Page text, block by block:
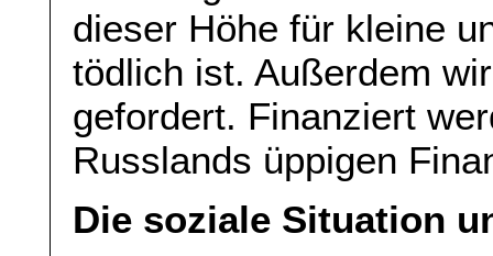
dieser Höhe für kleine
tödlich ist. Außerdem
gefordert. Finanziert
Russlands üppigen
Die soziale Situation